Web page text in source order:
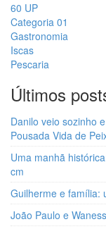
60 UP
Categoria 01
Gastronomia
Iscas
Pescaria
Últimos
Danilo veio sozinho
Pousada Vida de
Uma manhã
cm
Guilherme e família:
João Paulo e